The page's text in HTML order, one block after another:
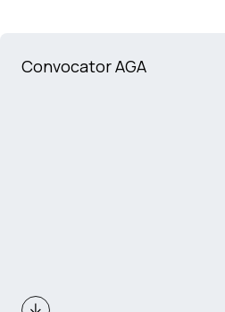
Convocator AGA